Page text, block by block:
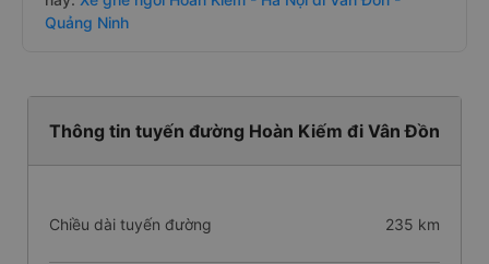
Quảng Ninh
Thông tin tuyến đường Hoàn Kiếm đi Vân Đồn
Chiều dài tuyến đường 235 km